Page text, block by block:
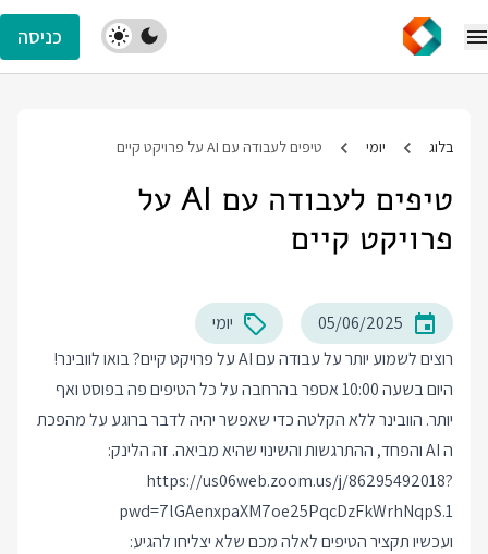
כניסה
בלוג יומי טיפים לעבודה עם AI על פרויקט קיים
טיפים לעבודה עם AI על
פרויקט קיים
05/06/2025
יומי
רוצים לשמוע יותר על עבודה עם AI על פרויקט קיים? בואו לוובינר!
היום בשעה 10:00 אספר בהרחבה על כל הטיפים פה בפוסט ואף
יותר. הוובינר ללא הקלטה כדי שאפשר יהיה לדבר ברוגע על מהפכת
ה AI והפחד, ההתרגשות והשינוי שהיא מביאה. זה הלינק:
https://us06web.zoom.us/j/86295492018?
pwd=7lGAenxpaXM7oe25PqcDzFkWrhNqpS.1
ועכשיו תקציר הטיפים לאלה מכם שלא יצליחו להגיע: